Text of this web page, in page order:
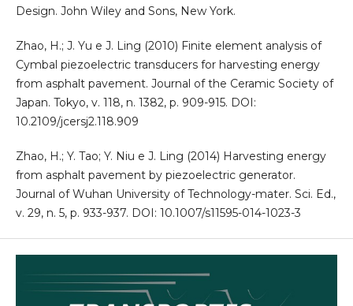
Design. John Wiley and Sons, New York.
Zhao, H.; J. Yu e J. Ling (2010) Finite element analysis of
Cymbal piezoelectric transducers for harvesting energy
from asphalt pavement. Journal of the Ceramic Society of
Japan. Tokyo, v. 118, n. 1382, p. 909-915. DOI:
10.2109/jcersj2.118.909
Zhao, H.; Y. Tao; Y. Niu e J. Ling (2014) Harvesting energy
from asphalt pavement by piezoelectric generator.
Journal of Wuhan University of Technology-mater. Sci. Ed.,
v. 29, n. 5, p. 933-937. DOI: 10.1007/s11595-014-1023-3